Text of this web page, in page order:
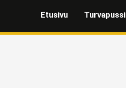
Etusivu Turvapussi